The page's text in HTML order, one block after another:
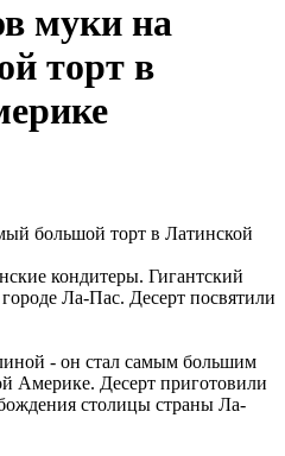
муки на
торт в
кондитеры. Гигантский
Ла-Пас. Десерт посвятили
- он стал самым большим
Америке. Десерт приготовили
столицы страны Ла-